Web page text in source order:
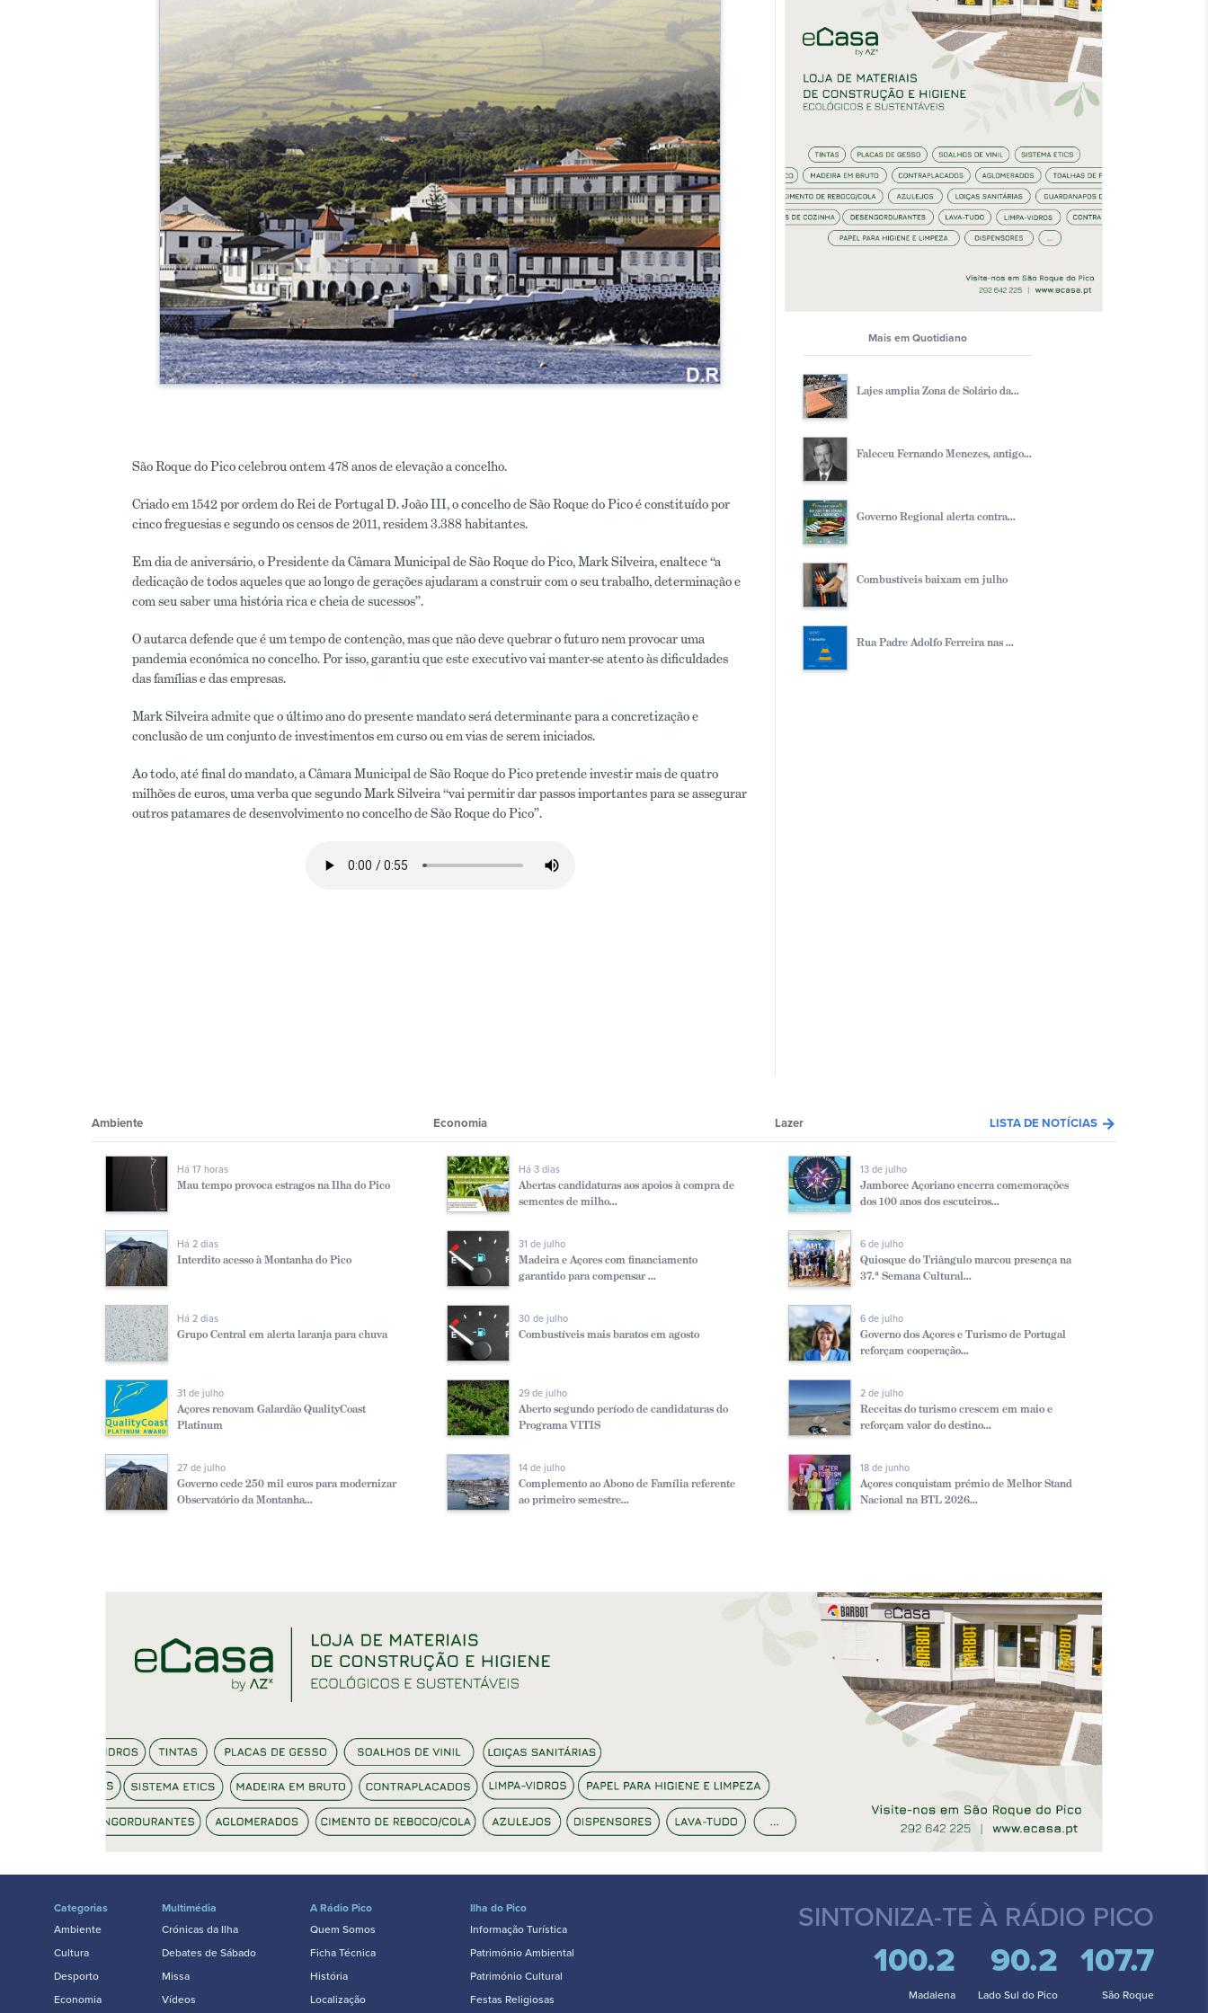
São Roque do Pico celebrou ontem 478 anos de elevação a concelho.
Criado em 1542 por ordem do Rei de Portugal D. João III, o concelho de São Roque do Pico é constituído por
cinco freguesias e segundo os censos de 2011, residem 3.388 habitantes.
Em dia de aniversário, o Presidente da Câmara Municipal de São Roque do Pico, Mark Silveira, enaltece “a
dedicação de todos aqueles que ao longo de gerações ajudaram a construir com o seu trabalho, determinação e
com seu saber uma história rica e cheia de sucessos”.
O autarca defende que é um tempo de contenção, mas que não deve quebrar o futuro nem provocar uma
pandemia económica no concelho. Por isso, garantiu que este executivo vai manter-se atento às dificuldades
das famílias e das empresas.
Mark Silveira admite que o último ano do presente mandato será determinante para a concretização e
conclusão de um conjunto de investimentos em curso ou em vias de serem iniciados.
Ao todo, até final do mandato, a Câmara Municipal de São Roque do Pico pretende investir mais de quatro
milhões de euros, uma verba que segundo Mark Silveira “vai permitir dar passos importantes para se assegurar
outros patamares de desenvolvimento no concelho de São Roque do Pico”.
Mais em Quotidiano
Lajes amplia Zona de Solário da...
Faleceu Fernando Menezes, antigo...
Governo Regional alerta contra...
Combustíveis baixam em julho
Rua Padre Adolfo Ferreira nas ...
Ambiente Economia Lazer LISTA DE NOTÍCIAS arrow_forward
Há 17 horas
Mau tempo provoca estragos na Ilha do Pico
Há 2 dias
Interdito acesso à Montanha do Pico
Há 2 dias
Grupo Central em alerta laranja para chuva
31 de julho
Açores renovam Galardão QualityCoast
Platinum
27 de julho
Governo cede 250 mil euros para modernizar
Observatório da Montanha...
Há 3 dias
Abertas candidaturas aos apoios à compra de
sementes de milho...
31 de julho
Madeira e Açores com financiamento
garantido para compensar ...
30 de julho
Combustíveis mais baratos em agosto
29 de julho
Aberto segundo período de candidaturas do
Programa VITIS
14 de julho
Complemento ao Abono de Família referente
ao primeiro semestre...
13 de julho
Jamboree Açoriano encerra comemorações
dos 100 anos dos escuteiros...
6 de julho
Quiosque do Triângulo marcou presença na
37.ª Semana Cultural...
6 de julho
Governo dos Açores e Turismo de Portugal
reforçam cooperação...
2 de julho
Receitas do turismo crescem em maio e
reforçam valor do destino...
18 de junho
Açores conquistam prémio de Melhor Stand
Nacional na BTL 2026...
Categorias
Ambiente
Cultura
Desporto
Economia
Multimédia
Crónicas da Ilha
Debates de Sábado
Missa
Vídeos
A Rádio Pico
Quem Somos
Ficha Técnica
História
Localização
Ilha do Pico
Informação Turística
Património Ambiental
Património Cultural
Festas Religiosas
SINTONIZA-TE À RÁDIO PICO
100.2
Madalena
90.2
Lado Sul do Pico
107.7
São Roque